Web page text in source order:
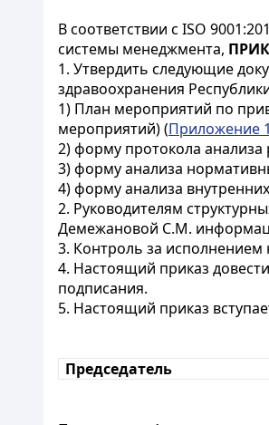
В соответствии с ISO
системы менеджмента,
1. Утвердить следующие
здравоохранения
1) План мероприятий по
мероприятий) (Приложение 1
2) форму протокола
3) форму анализа
4) форму анализа
2. Руководителям
Демежановой С.М.
3. Контроль за исполнением
4. Настоящий приказ
подписания.
5. Настоящий приказ
Председатель